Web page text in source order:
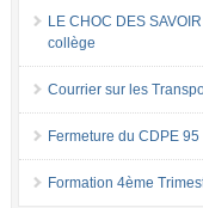
LE CHOC DES
collège
Courrier sur les
Fermeture du CDPE 95
Formation 4ème